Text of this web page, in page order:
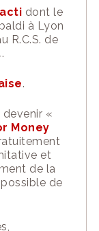
acti dont le
à Lyon
R.C.S. de
.
devenir «
Money
et
de la
de